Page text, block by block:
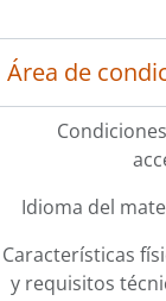
Área de
Idioma del
Características
y requisitos